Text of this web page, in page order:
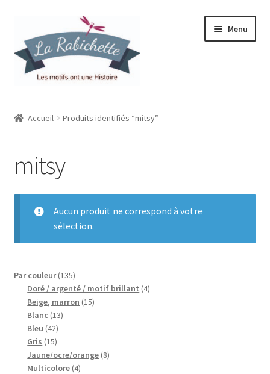
la
navigation
contenu
Menu
Ma liste de souhaits
Mon espace
Mon compte
My Account
Wishlist
Paiement
Accueil Produits identifiés “mitsy”
mitsy
Aucun produit ne correspond à votre
sélection.
Par couleur 135135
produits
Doré / argenté / motif brillant 44
Beige, marron 1515
Blanc 1313
Bleu 4242
produits
Gris 1515
produits
Jaune/ocre/orange 88
Multicolore 44